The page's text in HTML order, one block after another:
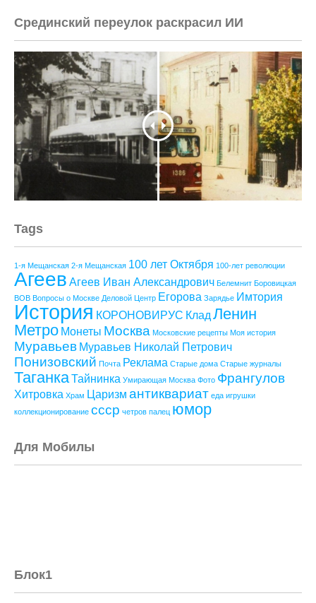
Срединский переулок раскрасил ИИ
Tags
1-я Мещанская 2-я Мещанская 100 лет Октября 100-лет революции
Агеев Агеев Иван Александрович Белемнит Боровицкая
ВОВ Вопросы о Москве Деловой Центр Егорова Зарядье Имтория
История КОРОНОВИРУС Клад Ленин
Метро Монеты Москва Московские рецепты Моя история
Муравьев Муравьев Николай Петрович
Понизовский Почта Реклама Старые дома Старые журналы
ТаганкаТайнинка Умирающая Москва Фото Франгулов
Хитровка Храм Царизм антиквариат еда игрушки
коллекционирование ссср четров палец юмор
Для Мобилы
Блок1